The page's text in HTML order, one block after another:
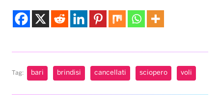
Tag: bari brindisi cancellati sciopero voli